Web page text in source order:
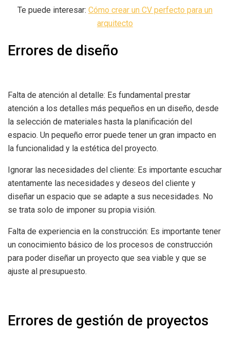
Te puede interesar: Cómo crear un CV perfecto para un
arquitecto
Errores de diseño
Falta de atención al detalle: Es fundamental prestar
atención a los detalles más pequeños en un diseño, desde
la selección de materiales hasta la planificación del
espacio. Un pequeño error puede tener un gran impacto en
la funcionalidad y la estética del proyecto.
Ignorar las necesidades del cliente: Es importante escuchar
atentamente las necesidades y deseos del cliente y
diseñar un espacio que se adapte a sus necesidades. No
se trata solo de imponer su propia visión.
Falta de experiencia en la construcción: Es importante tener
un conocimiento básico de los procesos de construcción
para poder diseñar un proyecto que sea viable y que se
ajuste al presupuesto.
Errores de gestión de proyectos